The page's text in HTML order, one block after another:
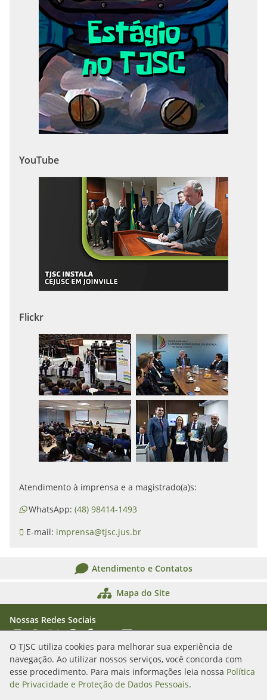
O TJSC utiliza cookies para melhorar sua experiência de
navegação. Ao utilizar nossos serviços, você concorda com
esse procedimento. Para mais informações leia nossa Política
de Privacidade e Proteção de Dados Pessoais.
YouTube
Flickr
Atendimento à imprensa e a magistrado(a)s:
WhatsApp: (48) 98414-1493
E-mail: imprensa@tjsc.jus.br
Atendimento e Contatos
Mapa do Site
Nossas Redes Sociais
Acessar Instagram
Acessar WhatsApp
Acessar XAcessar Threads
Acessar Facebook
Acessar YouTube
Acessar Flickr
Acessar SoundCloud
Rua Álvaro Millen da Silveira, n. 208
Florianópolis/SC - CEP: 88020-901